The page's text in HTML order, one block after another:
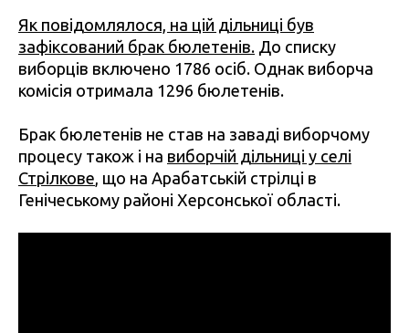
Як повідомлялося, на цій дільниці був
зафіксований брак бюлетенів. До списку
виборців включено 1786 осіб. Однак виборча
комісія отримала 1296 бюлетенів.
Брак бюлетенів не став на заваді виборчому
процесу також і на виборчій дільниці у селі
Стрілкове, що на Арабатській стрілці в
Генічеському районі Херсонської області.